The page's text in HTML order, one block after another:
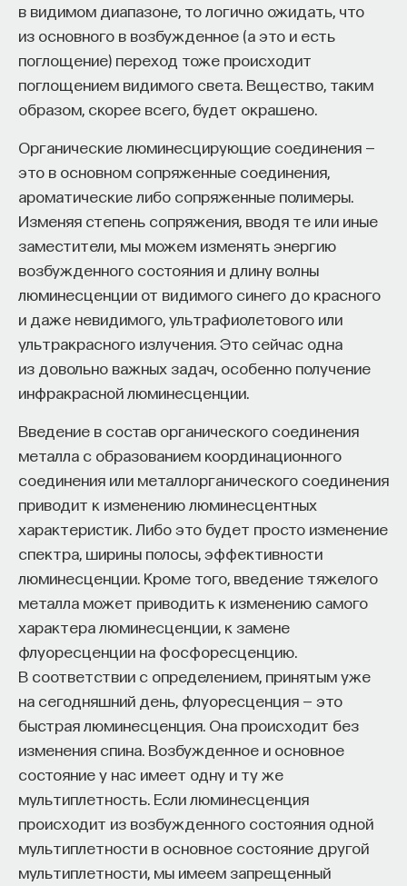
в видимом диапазоне, то логично ожидать, что
из основного в возбужденное (а это и есть
поглощение) переход тоже происходит
поглощением видимого света. Вещество, таким
образом, скорее всего, будет окрашено.
Органические люминесцирующие соединения —
это в основном сопряженные соединения,
ароматические либо сопряженные полимеры.
Изменяя степень сопряжения, вводя те или иные
заместители, мы можем изменять энергию
возбужденного состояния и длину волны
люминесценции от видимого синего до красного
и даже невидимого, ультрафиолетового или
ультракрасного излучения. Это сейчас одна
из довольно важных задач, особенно получение
инфракрасной люминесценции.
Введение в состав органического соединения
металла с образованием координационного
соединения или металлорганического соединения
приводит к изменению люминесцентных
характеристик. Либо это будет просто изменение
спектра, ширины полосы, эффективности
люминесценции. Кроме того, введение тяжелого
металла может приводить к изменению самого
характера люминесценции, к замене
флуоресценции на фосфоресценцию.
В соответствии с определением, принятым уже
на сегодняшний день, флуоресценция — это
быстрая люминесценция. Она происходит без
изменения спина. Возбужденное и основное
состояние у нас имеет одну и ту же
мультиплетность. Если люминесценция
происходит из возбужденного состояния одной
мультиплетности в основное состояние другой
мультиплетности, мы имеем запрещенный